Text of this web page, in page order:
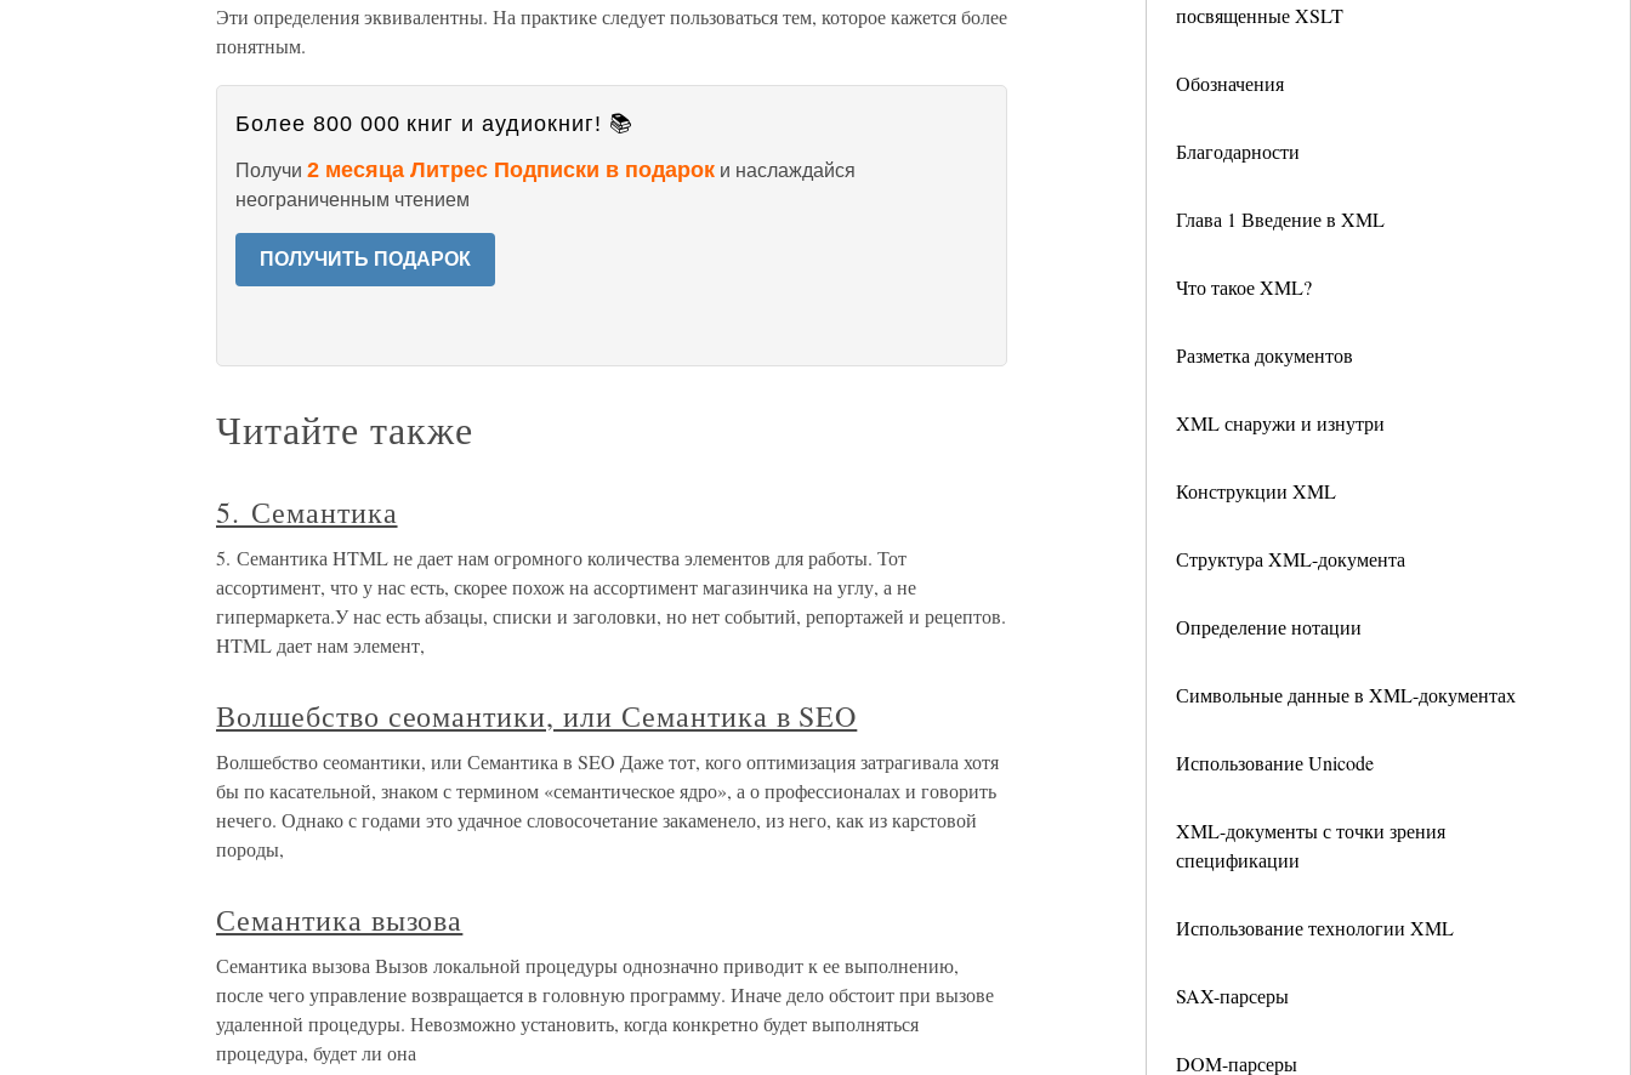
посвященные XSLT
Обозначения
Благодарности
Глава 1 Введение в XML
Что такое XML?
Разметка документов
XML снаружи и изнутри
Конструкции XML
Структура XML-документа
Определение нотации
Символьные данные в XML-документах
Использование Unicode
XML-документы с точки зрения
спецификации
Использование технологии XML
SAX-парсеры
DOM-парсеры
Эти определения эквивалентны. На практике следует пользоваться тем, которое кажется более
понятным.
Более 800 000 книг и аудиокниг! 📚
Получи 2 месяца Литрес Подписки в подарок и наслаждайся
неограниченным чтением
ПОЛУЧИТЬ ПОДАРОК
Читайте также
5. Семантика
5. Семантика HTML не дает нам огромного количества элементов для работы. Тот
ассортимент, что у нас есть, скорее похож на ассортимент магазинчика на углу, а не
гипермаркета.У нас есть абзацы, списки и заголовки, но нет событий, репортажей и рецептов.
HTML дает нам элемент,
Волшебство сеомантики, или Семантика в SEO
Волшебство сеомантики, или Семантика в SEO Даже тот, кого оптимизация затрагивала хотя
бы по касательной, знаком с термином «семантическое ядро», а о профессионалах и говорить
нечего. Однако с годами это удачное словосочетание закаменело, из него, как из карстовой
породы,
Семантика вызова
Семантика вызова Вызов локальной процедуры однозначно приводит к ее выполнению,
после чего управление возвращается в головную программу. Иначе дело обстоит при вызове
удаленной процедуры. Невозможно установить, когда конкретно будет выполняться
процедура, будет ли она